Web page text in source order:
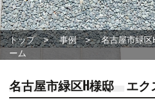
トップ 事例
名古屋市緑
ーム
名古屋市緑区H様邸 エク